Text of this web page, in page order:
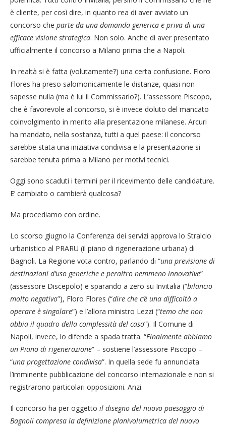
è cliente, per così dire, in quanto rea di aver avviato un
concorso che parte da una domanda generica e priva di una
efficace visione strategica. Non solo. Anche di aver presentato
ufficialmente il concorso a Milano prima che a Napoli.
In realtà si è fatta (volutamente?) una certa confusione. Floro
Flores ha preso salomonicamente le distanze, quasi non
sapesse nulla (ma è lui il Commissario?). L’assessore Piscopo,
che è favorevole al concorso, si è invece doluto del mancato
coinvolgimento in merito alla presentazione milanese. Arcuri
ha mandato, nella sostanza, tutti a quel paese: il concorso
sarebbe stata una iniziativa condivisa e la presentazione si
sarebbe tenuta prima a Milano per motivi tecnici.
Oggi sono scaduti i termini per il ricevimento delle candidature.
E’ cambiato o cambierà qualcosa?
Ma procediamo con ordine.
Lo scorso giugno la Conferenza dei servizi approva lo Stralcio
urbanistico al PRARU (il piano di rigenerazione urbana) di
Bagnoli. La Regione vota contro, parlando di “una previsione di
destinazioni d’uso generiche e peraltro nemmeno innovative”
(assessore Discepolo) e sparando a zero su Invitalia (“bilancio
molto negativo”), Floro Flores (“dire che c’è una difficoltà a
operare è singolare”) e l’allora ministro Lezzi (“temo che non
abbia il quadro della complessità del caso”). Il Comune di
Napoli, invece, lo difende a spada tratta. “Finalmente abbiamo
un Piano di rigenerazione” – sostiene l’assessore Piscopo –
“una progettazione condivisa”. In quella sede fu annunciata
l’imminente pubblicazione del concorso internazionale e non si
registrarono particolari opposizioni. Anzi.
Il concorso ha per oggetto il disegno del nuovo paesaggio di
Bagnoli compresa la definizione planivolumetrica del nuovo